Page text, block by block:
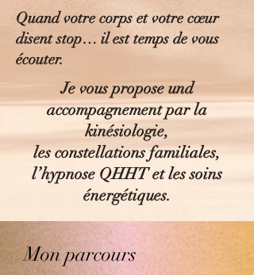
Quand votre corps et votre cœur
disent stop… il est temps de vous
écouter.
Je vous propose und
accompagnement par la
kinésiologie,
les constellations familiales,
l’hypnose QHHT et les soins
énergétiques.
Mon parcours